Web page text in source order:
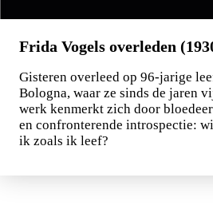
Frida Vogels overleden
Gisteren overleed op 96-jarige
Bologna, waar ze sinds de jaren
werk kenmerkt zich door
en confronterende introspectie:
ik zoals ik leef?